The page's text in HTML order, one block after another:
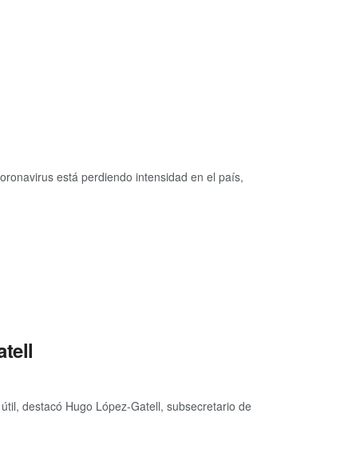
está perdiendo intensidad en el país,
destacó Hugo López-Gatell, subsecretario de